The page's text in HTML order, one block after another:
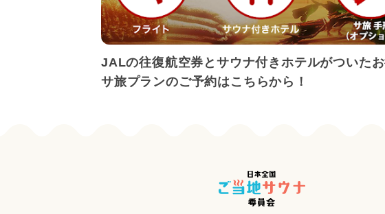
JALの往復航空券とサウナ付きホテルがついた
サ旅プランのご予約はこちらから！